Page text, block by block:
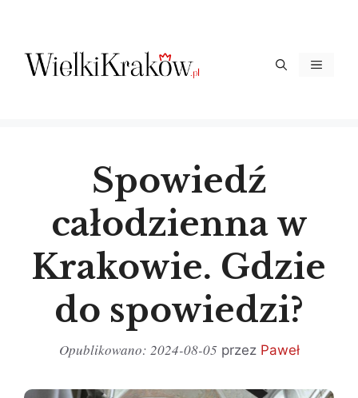
treści
Menu
Spowiedź
całodzienna w
Krakowie. Gdzie
do spowiedzi?
2024-08-05 przez Paweł